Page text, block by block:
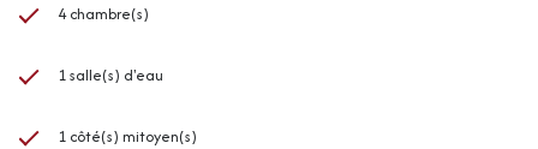
4 chambre(s)
1 salle(s) d'eau
1 côté(s) mitoyen(s)